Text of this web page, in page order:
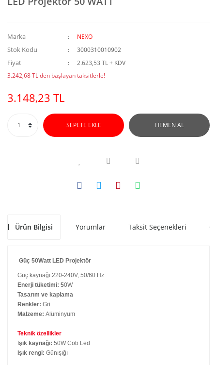
Marka NEXO
Stok Kodu 3000310010902
Fiyat
2.623,53 TL + KDV
3.242,68 TL den başlayan taksitlerle!
3.148,23 TL
SEPETE EKLE HEMEN AL
Ürün Bilgisi Yorumlar Taksit Seçenekleri
Güç 50Watt LED Projektör
Güç kaynağı:220-240V, 50/60 Hz
Enerji tüketimi: 50W
Tasarım ve kaplama
Renkler: Gri
Malzeme: Alüminyum
Teknik özellikler
şık kaynağı: 50W Cob Led
Işık rengi: Günışığı